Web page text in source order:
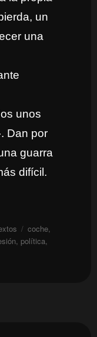
un
una
unos
Dan por
guarra
difícil.
Etiquetas
coche,
, política,